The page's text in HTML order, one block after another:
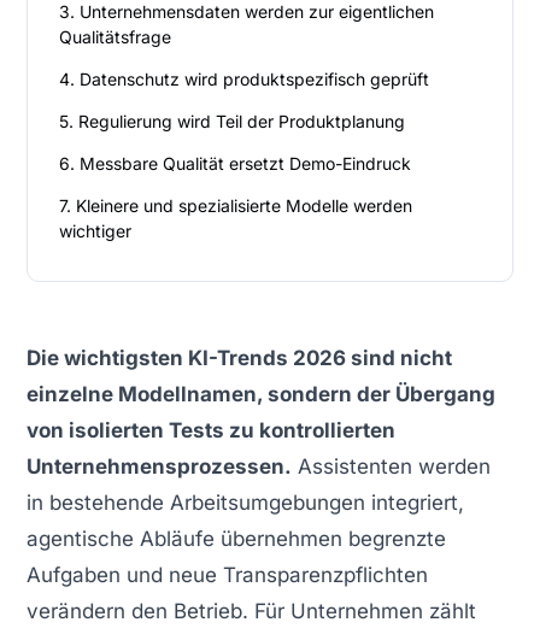
3. Unternehmensdaten werden zur eigentlichen
Qualitätsfrage
4. Datenschutz wird produktspezifisch geprüft
5. Regulierung wird Teil der Produktplanung
6. Messbare Qualität ersetzt Demo-Eindruck
7. Kleinere und spezialisierte Modelle werden
wichtiger
Die wichtigsten KI-Trends 2026 sind nicht
einzelne Modellnamen, sondern der Übergang
von isolierten Tests zu kontrollierten
Unternehmensprozessen. Assistenten werden
in bestehende Arbeitsumgebungen integriert,
agentische Abläufe übernehmen begrenzte
Aufgaben und neue Transparenzpflichten
verändern den Betrieb. Für Unternehmen zählt